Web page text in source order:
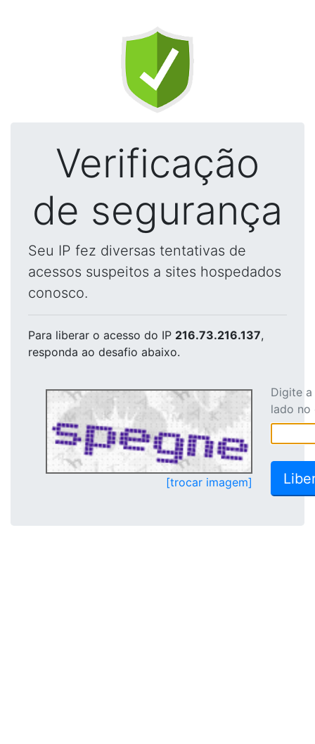
Verificação
de segurança
Seu IP fez diversas tentativas de
acessos suspeitos a sites hospedados
conosco.
Para liberar o acesso do IP 216.73.216.137,
responda ao desafio abaixo.
[trocar imagem]
Digite
lado no